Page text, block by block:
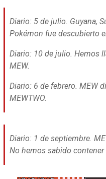
Diario: 5 de julio. Guyana,
Pokémon fue descubierto
Diario: 10 de julio. Hemos
MEW.
Diario: 6 de febrero. MEW
MEWTWO.
Diario: 1 de septiembre.
No hemos sabido